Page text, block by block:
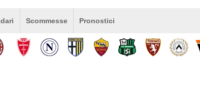
Scommesse Pronostici